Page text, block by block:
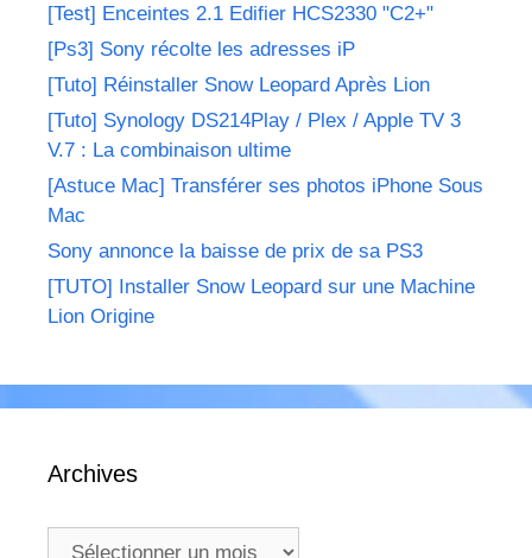
[Test] Enceintes 2.1 Edifier HCS2330 "C2+"
[Ps3] Sony récolte les adresses iP
[Tuto] Réinstaller Snow Leopard Après Lion
[Tuto] Synology DS214Play / Plex / Apple TV 3
V.7 : La combinaison ultime
[Astuce Mac] Transférer ses photos iPhone Sous
Mac
Sony annonce la baisse de prix de sa PS3
[TUTO] Installer Snow Leopard sur une Machine
Lion Origine
Archives
Archives